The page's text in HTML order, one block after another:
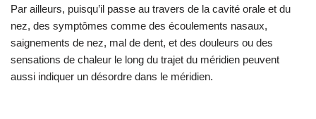
Par ailleurs, puisqu’il passe au travers de la cavité orale et du
nez, des symptômes comme des écoulements nasaux,
saignements de nez, mal de dent, et des douleurs ou des
sensations de chaleur le long du trajet du méridien peuvent
aussi indiquer un désordre dans le méridien.